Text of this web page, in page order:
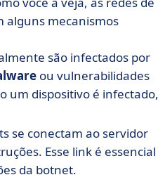
alguns mecanismos
são infectados por
ou vulnerabilidades
um dispositivo é infectado,
se conectam ao servidor
Esse link é essencial
da botnet.